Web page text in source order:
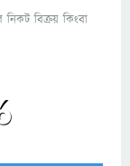
বিক্রয় কিংবা